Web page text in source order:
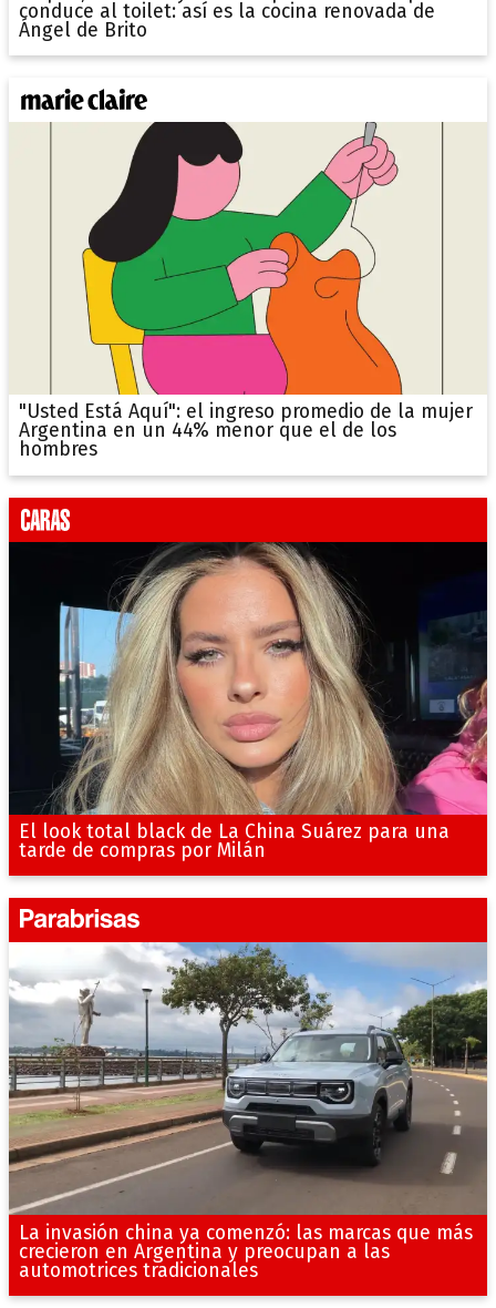
conduce al toilet: así es la cocina renovada de
Ángel de Brito
"Usted Está Aquí": el ingreso promedio de la mujer
Argentina en un 44% menor que el de los
hombres
El look total black de La China Suárez para una
tarde de compras por Milán
La invasión china ya comenzó: las marcas que más
crecieron en Argentina y preocupan a las
automotrices tradicionales